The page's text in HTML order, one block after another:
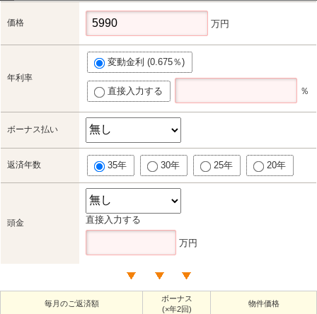
価格 万円
年利率
変動金利 (0.675％)
直接入力する ％
ボーナス払い
返済年数 35年 30年 25年 20年
頭金 直接入力する
万円
毎月のご返済額
ボーナス
(×年2回)
物件価格